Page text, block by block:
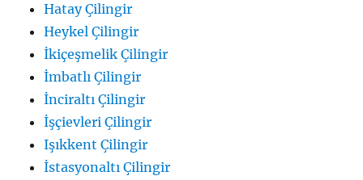
Hatay Çilingir
Heykel Çilingir
İkiçeşmelik Çilingir
İmbatlı Çilingir
İnciraltı Çilingir
İşçievleri Çilingir
Işıkkent Çilingir
İstasyonaltı Çilingir